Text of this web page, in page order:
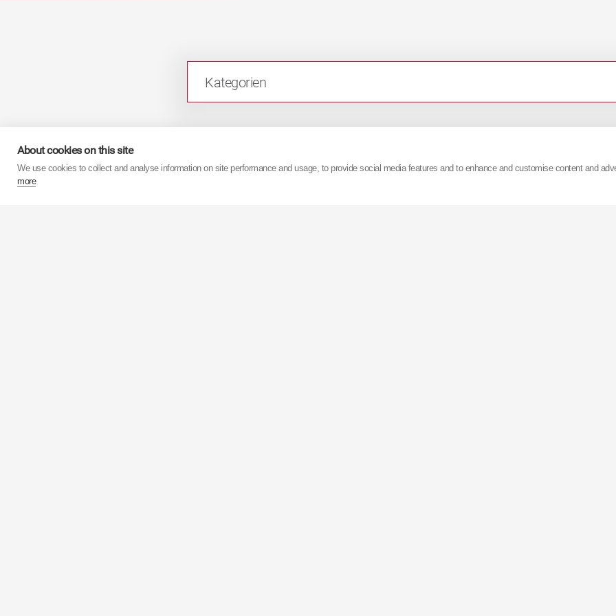
Kategorien
Für weitere Informationen zu Pressemitteilungen vonKYBwenden Sie sich
About cookies on this site
We use cookies to collect and analyse information on site performance and usage, to provide social media features and to enhance and customise content and
more